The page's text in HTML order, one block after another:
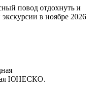
повод отдохнуть и
в ноябре 2026
ЮНЕСКО.